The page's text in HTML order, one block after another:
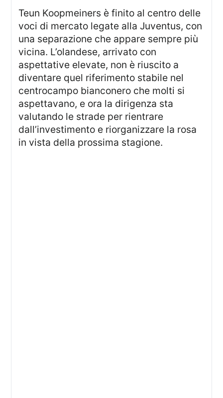
Teun Koopmeiners è finito al centro delle
voci di mercato legate alla Juventus, con
una separazione che appare sempre più
vicina. L’olandese, arrivato con
aspettative elevate, non è riuscito a
diventare quel riferimento stabile nel
centrocampo bianconero che molti si
aspettavano, e ora la dirigenza sta
valutando le strade per rientrare
dall’investimento e riorganizzare la rosa
in vista della prossima stagione.